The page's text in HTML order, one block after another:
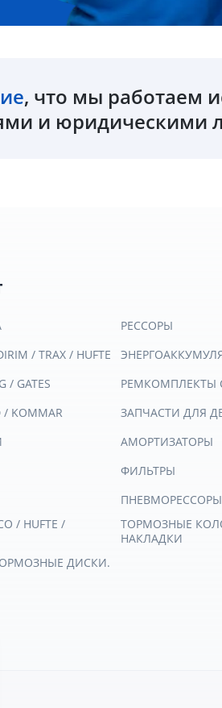
, что мы работаем
и юридическими
/ TRAX / HUFTE
/ GATES
/ KOMMAR
/ HUFTE /
ДИСКИ.
РЕССОРЫ
РЕМКОМПЛЕКТЫ
ЗАПЧАСТИ ДЛЯ
АМОРТИЗАТОРЫ
ФИЛЬТРЫ
ПНЕВМОРЕССОРЫ
ТОРМОЗНЫЕ
НАКЛАДКИ